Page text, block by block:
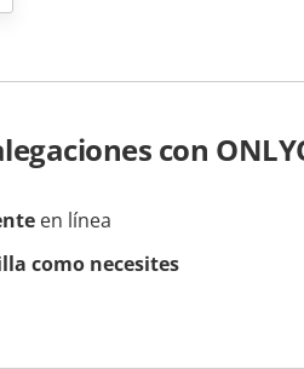
con
en línea
como necesites